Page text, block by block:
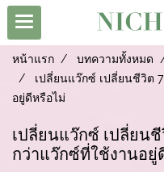
หน้าแรก บทความทั้งหมด
เปลี่ยนแว๊กซ์ เปลี่ยนชีวิต
อยู่ดีหรือไม่
เปลี่ยนแว๊กซ์ เปลี่ยน
กว่าแว๊กซ์ที่ใช้งานอยู่